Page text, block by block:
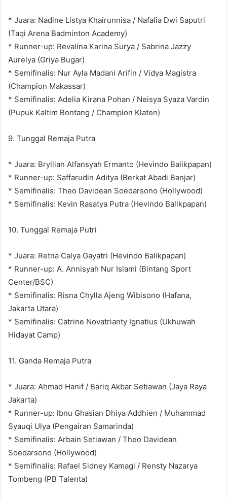
* Juara: Nadine Listya Khairunnisa / Nafalia Dwi Saputri
(Taqi Arena Badminton Academy)
* Runner-up: Revalina Karina Surya / Sabrina Jazzy
Aurelya (Griya Bugar)
* Semifinalis: Nur Ayla Madani Arifin / Vidya Magistra
(Champion Makassar)
* Semifinalis: Adelia Kirana Pohan / Neisya Syaza Vardin
(Pupuk Kaltim Bontang / Champion Klaten)
9. Tunggal Remaja Putra
* Juara: Bryllian Alfansyah Ermanto (Hevindo Balikpapan)
* Runner-up: Saffarudin Aditya (Berkat Abadi Banjar)
* Semifinalis: Theo Davidean Soedarsono (Hollywood)
* Semifinalis: Kevin Rasatya Putra (Hevindo Balikpapan)
10. Tunggal Remaja Putri
* Juara: Retna Calya Gayatri (Hevindo Balikpapan)
* Runner-up: A. Annisyah Nur Islami (Bintang Sport
Center/BSC)
* Semifinalis: Risna Chylla Ajeng Wibisono (Hafana,
Jakarta Utara)
* Semifinalis: Catrine Novatrianty Ignatius (Ukhuwah
Hidayat Camp)
11. Ganda Remaja Putra
* Juara: Ahmad Hanif / Bariq Akbar Setiawan (Jaya Raya
Jakarta)
* Runner-up: Ibnu Ghasian Dhiya Addhien / Muhammad
Syauqi Ulya (Pengairan Samarinda)
* Semifinalis: Arbain Setiawan / Theo Davidean
Soedarsono (Hollywood)
* Semifinalis: Rafael Sidney Kamagi / Rensty Nazarya
Tombeng (PB Talenta)